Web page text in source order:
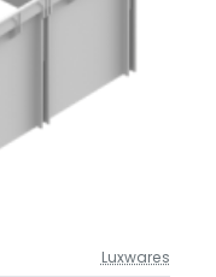
Güncel Fiyat
Luxwares